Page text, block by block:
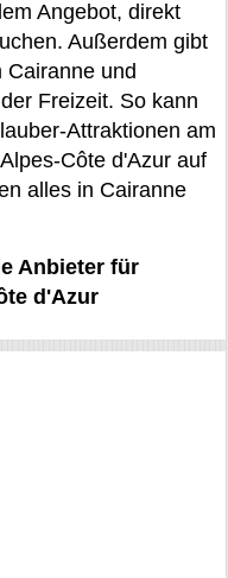
Angebot, direkt
Außerdem gibt
Cairanne und
Freizeit. So kann
Attraktionen am
Côte d'Azur auf
alles in Cairanne
Anbieter für
d'Azur